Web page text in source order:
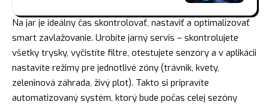
Na jar je ideálny čas skontrolovať, nastaviť a optimalizovať
smart zavlažovanie. Urobíte jarný servis – skontrolujete
všetky trysky, vyčistíte filtre, otestujete senzory a v aplikácii
nastavíte režimy pre jednotlivé zóny (trávnik, kvety,
zeleninová záhrada, živý plot). Takto si pripravíte
automatizovaný systém, ktorý bude počas celej sezóny